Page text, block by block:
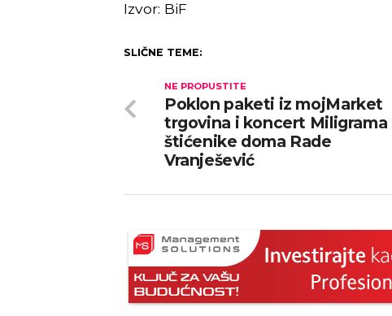
Izvor: BiF
SLIČNE TEME:
NE PROPUSTITE
Poklon paketi iz mojMarket
trgovina i koncert Miligrama
štićenike doma Rade
Vranješević